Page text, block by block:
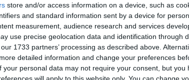
store and/or access information on a device, such as
and standard information sent by a device for
measurement, audience research and services
use precise geolocation data and identification through
1733 partners’ processing as described above.
detailed information and change your preferences
your personal data may not require your consent, but you
will apply to this website only. You can change
ή ασθενειών που προκαλούνται κατά την
για τα χρήματα σαν Γερμανοί